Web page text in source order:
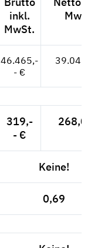
inkl.
MwSt.
MwSt.
46.465,-
- €
39.046,-- €
319,-
- €
268,07 €
Keine!
0,69